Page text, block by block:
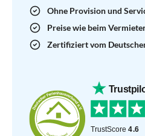
Ohne Provision und
Preise wie beim
Zertifiziert vom